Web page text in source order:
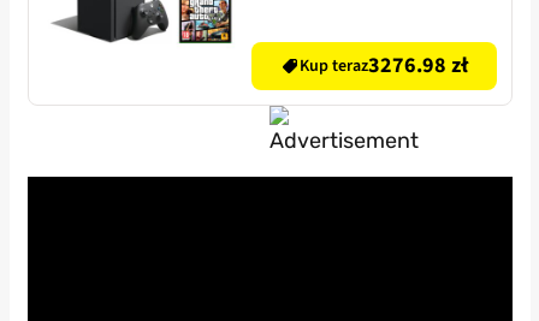
Series X)Kup teraz3276.98 zł